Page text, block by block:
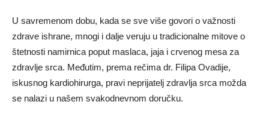
U savremenom dobu, kada se sve više govori o važnosti
zdrave ishrane, mnogi i dalje veruju u tradicionalne mitove o
štetnosti namirnica poput maslaca, jaja i crvenog mesa za
zdravlje srca. Međutim, prema rečima dr. Filipa Ovadije,
iskusnog kardiohirurga, pravi neprijatelj zdravlja srca možda
se nalazi u našem svakodnevnom doručku.